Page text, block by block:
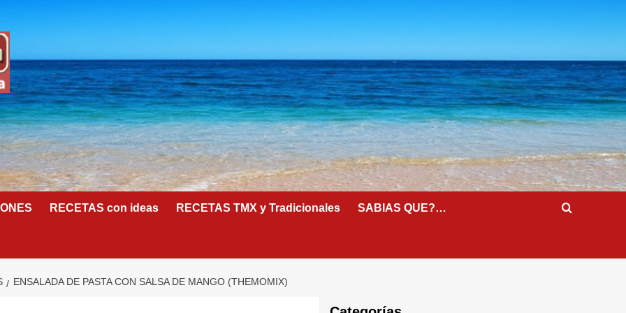
RECETAS con ideas RECETAS TMX y Tradicionales SABIAS QUE?…
ENSALADA DE PASTA CON SALSA DE MANGO (THEMOMIX)